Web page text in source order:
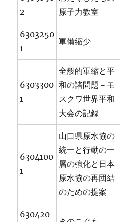
2
原子力教室
6303250
1
軍備縮少
6303300
1
全般的軍縮と平
和の諸問題－モ
スクワ世界平和
大会の記録
6304100
1
山口県原水協の
統一と行動の一
層の強化と日本
原水協の再団結
のための提案
630420